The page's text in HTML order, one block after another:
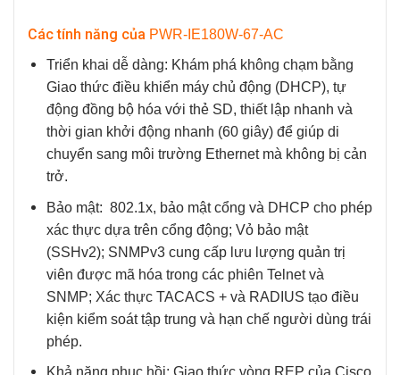
Các tính năng của PWR-IE180W-67-AC
Triển khai dễ dàng: Khám phá không chạm bằng
Giao thức điều khiển máy chủ động (DHCP), tự
động đồng bộ hóa với thẻ SD, thiết lập nhanh và
thời gian khởi động nhanh (60 giây) để giúp di
chuyển sang môi trường Ethernet mà không bị cản
trở.
Bảo mật: 802.1x, bảo mật cổng và DHCP cho phép
xác thực dựa trên cổng động; Vỏ bảo mật
(SSHv2); SNMPv3 cung cấp lưu lượng quản trị
viên được mã hóa trong các phiên Telnet và
SNMP; Xác thực TACACS + và RADIUS tạo điều
kiện kiểm soát tập trung và hạn chế người dùng trái
phép.